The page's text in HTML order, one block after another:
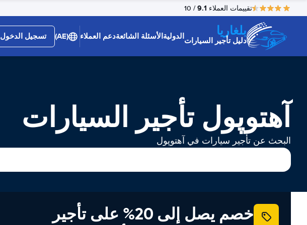
تقييمات العملاء 9.1
/ 10
بلغاريا
دليل تأجير السياراتالدوليةالأسئلة الشائعةدعم العملاء (AE) تسجيل الدخول
آهتوپول تأجير السيارات
البحث عن تأجير سيارات في آهتوپول
خصم يصل إلى 20% على تأجير